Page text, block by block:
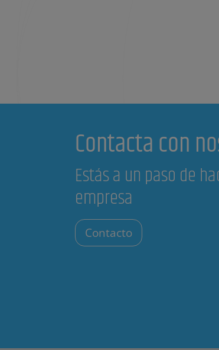
Contacta con
Estás a un paso de
empresa
Contacto